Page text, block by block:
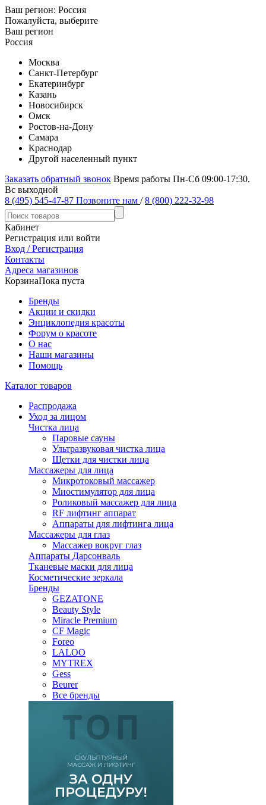
Ваш регион: Россия
Пожалуйста, выберите
Ваш регион
Россия
Москва
Санкт-Петербург
Екатеринбург
Казань
Новосибирск
Омск
Ростов-на-Дону
Самара
Краснодар
Другой населенный пункт
Заказать обратный звонок Время работы Пн-Сб 09:00-17:30.
Вс выходной
8 (495) 545-47-87 Позвоните нам / 8 (800) 222-32-98
Кабинет
Регистрация или войти
Вход / Регистрация
Контакты
Адреса магазинов
КорзинаПока пуста
Бренды
Акции и скидки
Энциклопедия красоты
Форум о красоте
О нас
Наши магазины
Помощь
Каталог товаров
Распродажа
Уход за лицом
Чистка лица
Паровые сауны
Ультразвуковая чистка лица
Щетки для чистки лица
Массажеры для лица
Микротоковый массажер
Миостимулятор для лица
Роликовый массажер для лица
RF лифтинг аппарат
Аппараты для лифтинга лица
Массажеры для глаз
Массажер вокруг глаз
Аппараты Дарсонваль
Тканевые маски для лица
Косметические зеркала
Бренды
GEZATONE
Beauty Style
Miracle Premium
CF Magic
Foreo
LALOO
MYTREX
Gess
Beurer
Все бренды